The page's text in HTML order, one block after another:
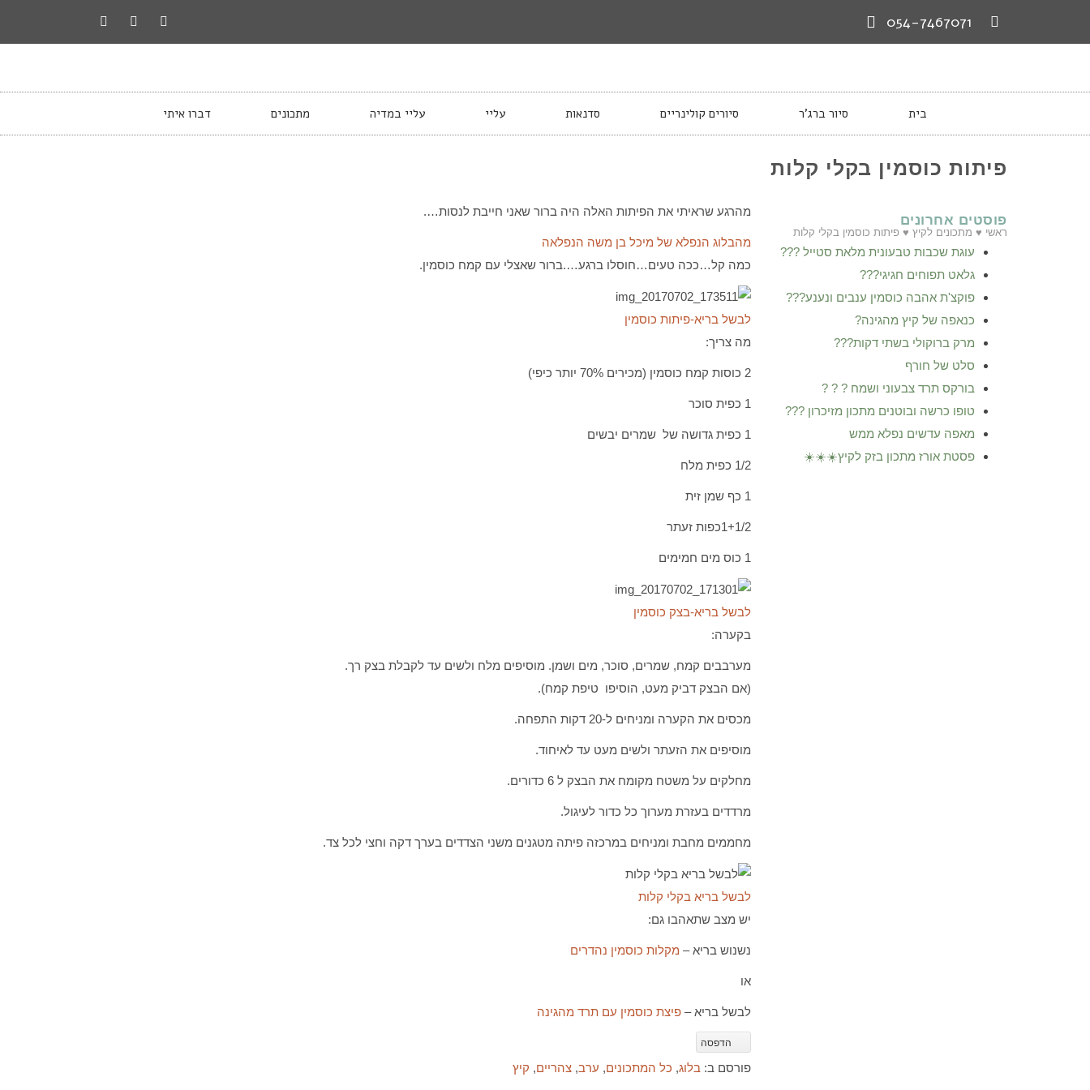
054-7467071
בית סיור ברג’ר סיורים קולינריים סדנאות עליי עליי במדיה מתכונים דברו איתי
פיתות כוסמין בקלי קלות
ראשי ♥ מתכונים לקיץ ♥ פיתות כוסמין בקלי קלות
מהרגע שראיתי את הפיתות האלה היה ברור שאני חייבת לנסות….
מהבלוג הנפלא של מיכל בן משה הנפלאה
כמה קל…ככה טעים…חוסלו ברגע….ברור שאצלי עם קמח כוסמין.
לבשל בריא-פיתות כוסמין
מה צריך:
2 כוסות קמח כוסמין (מכירים 70% יותר כיפי)
1 כפית סוכר
1 כפית גדושה של שמרים יבשים
1/2 כפית מלח
1 כף שמן זית
1+1/2כפות זעתר
1 כוס מים חמימים
לבשל בריא-בצק כוסמין
בקערה:
מערבבים קמח, שמרים, סוכר, מים ושמן. מוסיפים מלח ולשים עד לקבלת בצק רך.
(אם הבצק דביק מעט, הוסיפו טיפת קמח).
מכסים את הקערה ומניחים ל-20 דקות התפחה.
מוסיפים את הזעתר ולשים מעט עד לאיחוד.
מחלקים על משטח מקומח את הבצק ל 6 כדורים.
מרדדים בעזרת מערוך כל כדור לעיגול.
מחממים מחבת ומניחים במרכזה פיתה מטגנים משני הצדדים בערך דקה וחצי לכל צד.
לבשל בריא בקלי קלות
יש מצב שתאהבו גם:
נשנוש בריא – מקלות כוסמין נהדרים
או
לבשל בריא – פיצת כוסמין עם תרד מהגינה
הדפסה
פורסם ב: בלוג, כל המתכונים, ערב, צהריים, קיץ
פוסטים אחרונים
עוגת שכבות טבעונית מלאת סטייל ???
גלאט תפוחים חגיגי???
פוקצ'ת אהבה כוסמין ענבים ונענע???
כנאפה של קיץ מהגינה?
מרק ברוקולי בשתי דקות???
סלט של חורף
בורקס תרד צבעוני ושמח ? ? ?
טופו כרשה ובוטנים מתכון מזיכרון ???
מאפה עדשים נפלא ממש
פסטת אורז מתכון בזק לקיץ☀️☀️☀️